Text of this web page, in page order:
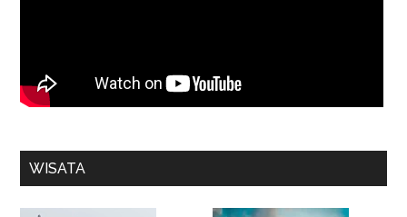
WISATA